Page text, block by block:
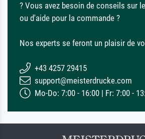
? Vous avez besoin de conseils sur
ou d'aide pour la commande ?
Nos experts se feront un plaisir de
+43 4257 29415
support@meisterdrucke.com
Mo-Do: 7:00 - 16:00 | Fr: 7:00 -